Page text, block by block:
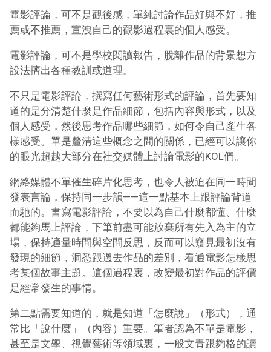
電影評論，可不是觀後感，單純討論作品好與不好，推
薦或不推薦，宣洩自己的觀影過程裏的個人感受。
電影評論，可不是學校閱讀報告，脫離作品的背景想方
設法擠出各種教訓或道理。
不只是電影評論，撰寫任何藝術形式的評論，首先要知
道的是分清楚什麼是作品細節，包括內容與形式，以及
個人感受，然後思考作品哪些細節，如何令自己產生各
樣感受。單是釐清這些概念之間的關係，已經可以讓你
的眼光超越大部分在社交媒體上討論電影的KOL們。
網絡媒體不單催生碎片化思考，也令人被迫在同一時間
發表言論，保持同一步韻——這一點基本上跟評論背道
而馳的。書寫電影評論，不要以為自己什麼都懂、什麼
都能夠馬上評論，下筆前盡可能放棄所有先入為主的立
場，保持適量時間與空間反思，反而可以窺見最初沒有
發現的細節，洞悉跟過去作品的差別，看通電影怎樣思
考某個故事主題。這個過程裏，改變最初對作品的評價
是經常發生的事情。
第二點需要知道的，就是知道「怎麼說」（形式），通
常比「說什麼」（內容）重要。筆者認為不單是電影，
甚至是文學、視覺藝術等領域裏，一般文青跟夠格的讀